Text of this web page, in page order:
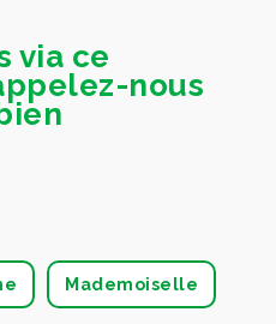
via ce
nous
Mademoiselle